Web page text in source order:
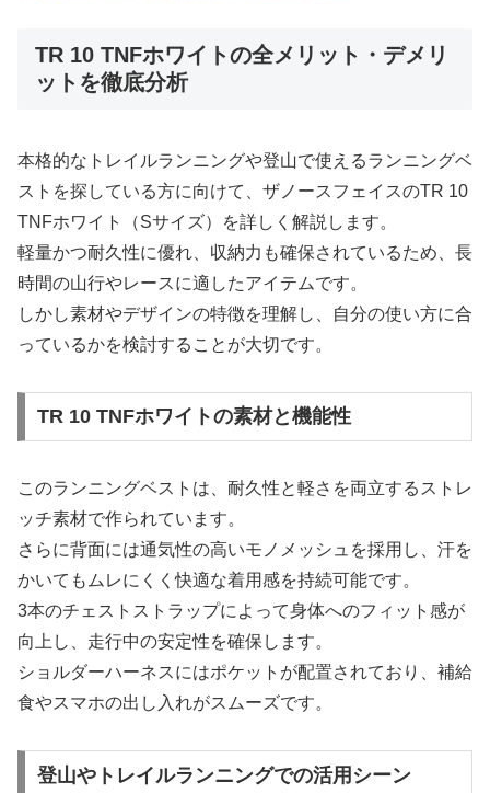
TR 10 TNFホワイトの全メリット・デメリ
ットを徹底分析
本格的なトレイルランニングや登山で使えるランニングベ
ストを探している方に向けて、ザノースフェイスのTR 10
TNFホワイト（Sサイズ）を詳しく解説します。
軽量かつ耐久性に優れ、収納力も確保されているため、長
時間の山行やレースに適したアイテムです。
しかし素材やデザインの特徴を理解し、自分の使い方に合
っているかを検討することが大切です。
TR 10 TNFホワイトの素材と機能性
このランニングベストは、耐久性と軽さを両立するストレ
ッチ素材で作られています。
さらに背面には通気性の高いモノメッシュを採用し、汗を
かいてもムレにくく快適な着用感を持続可能です。
3本のチェストストラップによって身体へのフィット感が
向上し、走行中の安定性を確保します。
ショルダーハーネスにはポケットが配置されており、補給
食やスマホの出し入れがスムーズです。
登山やトレイルランニングでの活用シーン